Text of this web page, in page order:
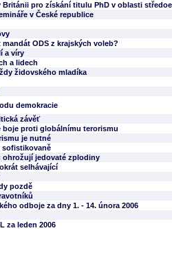
Británii pro získání titulu PhD v oblasti
v České republice
mandát ODS z krajských voleb?
a víry
a lidech
židovského mladíka
demokracie
závěť
boje proti globálnímu terorismu
je nutné
sofistikovaně
ohrožují jedovaté zplodiny
selhávající
pozdě
odboje za dny 1. - 14. února 2006
za leden 2006